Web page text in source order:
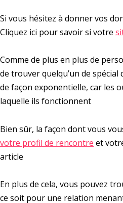
Si vous hésitez à donner vos
Cliquez ici pour savoir si votre
Comme de plus en plus de
de trouver quelqu’un de
de façon exponentielle, car les
laquelle ils fonctionnent
Bien sûr, la façon dont vous
votre profil de rencontre et
article
En plus de cela, vous pouvez
ce soit pour une relation